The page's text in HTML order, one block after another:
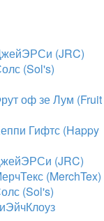
(JRC)
(Sol's)
оф зе Лум (Fruit
Гифтс (Happy
(JRC)
(MerchTex)
(Sol's)